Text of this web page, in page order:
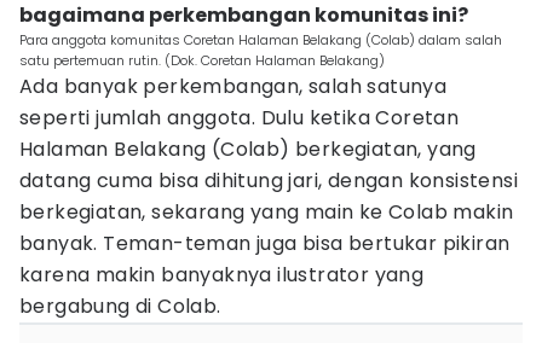
bagaimana perkembangan komunitas ini?
Para anggota komunitas Coretan Halaman Belakang (Colab) dalam salah
satu pertemuan rutin. (Dok. Coretan Halaman Belakang)
Ada banyak perkembangan, salah satunya
seperti jumlah anggota. Dulu ketika Coretan
Halaman Belakang (Colab) berkegiatan, yang
datang cuma bisa dihitung jari, dengan konsistensi
berkegiatan, sekarang yang main ke Colab makin
banyak. Teman-teman juga bisa bertukar pikiran
karena makin banyaknya ilustrator yang
bergabung di Colab.